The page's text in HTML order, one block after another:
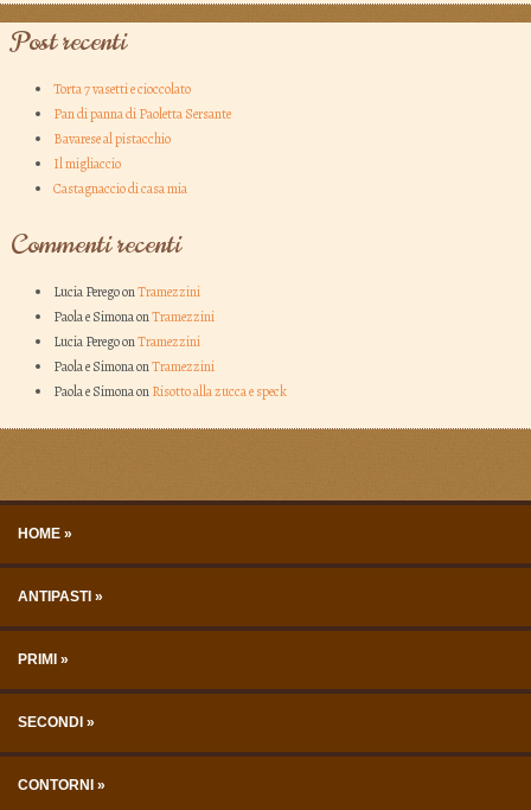
Post recenti
Torta 7 vasetti e cioccolato
Pan di panna di Paoletta Sersante
Bavarese al pistacchio
Il migliaccio
Castagnaccio di casa mia
Commenti recenti
Lucia Perego onTramezzini
Paola e Simona onTramezzini
Lucia Perego onTramezzini
Paola e Simona onTramezzini
Paola e Simona onRisotto alla zucca e speck
Menu
Skip to content
HOME
ANTIPASTI
PRIMI
SECONDI
CONTORNI